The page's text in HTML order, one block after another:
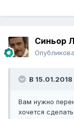
Синьор
В
Вам нужно
хочется